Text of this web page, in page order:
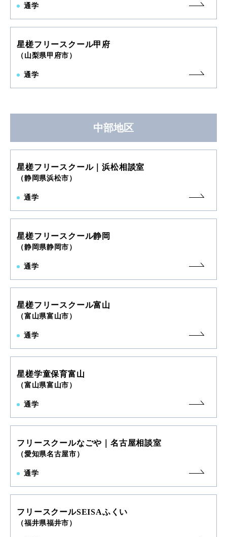
通学
星槎フリースクール甲府
（山梨県甲府市）
通学
中部地区
星槎フリースクール｜浜松相談室
（静岡県浜松市）
通学
星槎フリースクール静岡
（静岡県静岡市）
通学
星槎フリースクール富山
（富山県富山市）
通学
星槎学童保育富山
（富山県富山市）
通学
フリースクールなごや｜名古屋相談室
（愛知県名古屋市）
通学
フリースクールSEISAふくい
（福井県福井市）